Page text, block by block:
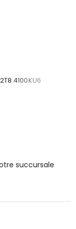
4100KU6
succursale